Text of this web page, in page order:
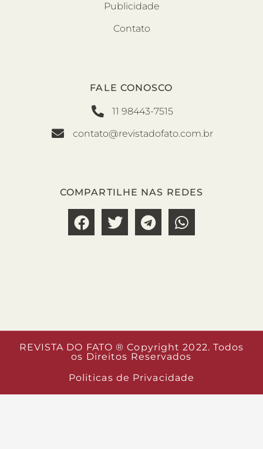
Publicidade
Contato
FALE CONOSCO
11 98443-7515
contato@revistadofato.com.br
COMPARTILHE NAS REDES
REVISTA DO FATO ® Copyright 2022. Todos
os Direitos Reservados
Politicas de Privacidade